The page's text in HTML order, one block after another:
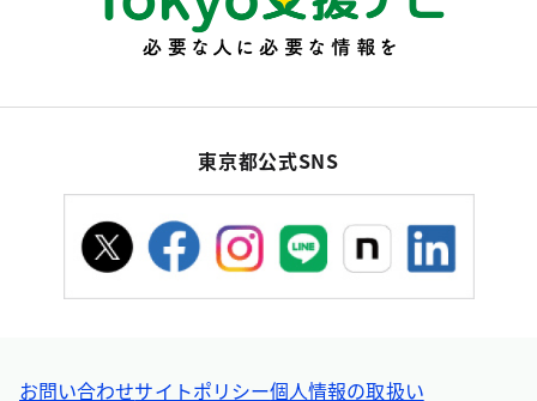
東京都公式SNS
お問い合わせサイトポリシー個人情報の取扱い